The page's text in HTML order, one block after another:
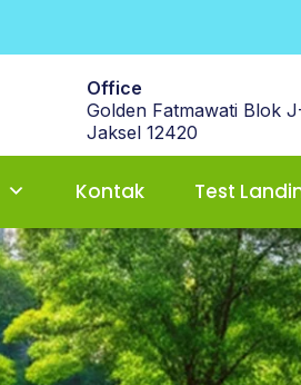
Office
Golden Fatmawati Blok
Jaksel 12420
Kontak Test